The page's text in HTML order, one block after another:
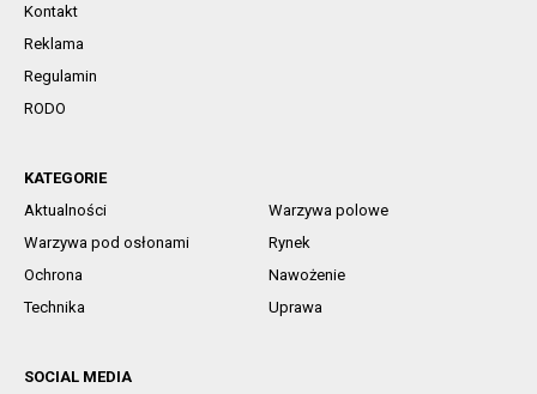
Kontakt
Reklama
Regulamin
RODO
KATEGORIE
Aktualności
Warzywa polowe
Warzywa pod osłonami
Rynek
Ochrona
Nawożenie
Technika
Uprawa
SOCIAL MEDIA